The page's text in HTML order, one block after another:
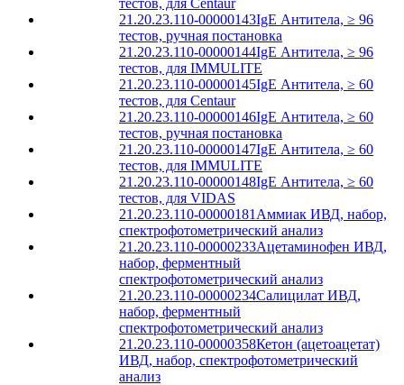
21.20.23.110-00000143IgE Антитела, ≥ 96
тестов, ручная постановка
21.20.23.110-00000144IgE Антитела, ≥ 96
тестов, для IMMULITE
21.20.23.110-00000145IgE Антитела, ≥ 60
тестов, для Centaur
21.20.23.110-00000146IgE Антитела, ≥ 60
тестов, ручная постановка
21.20.23.110-00000147IgE Антитела, ≥ 60
тестов, для IMMULITE
21.20.23.110-00000148IgE Антитела, ≥ 60
тестов, для VIDAS
21.20.23.110-00000181 Аммиак ИВД, набор,
спектрофотометрический анализ
21.20.23.110-00000233Ацетаминофен ИВД,
набор, ферментный
спектрофотометрический анализ
21.20.23.110-00000234Салицилат ИВД,
набор, ферментный
спектрофотометрический анализ
21.20.23.110-00000358Кетон (ацетоацетат)
ИВД, набор, спектрофотометрический
анализ